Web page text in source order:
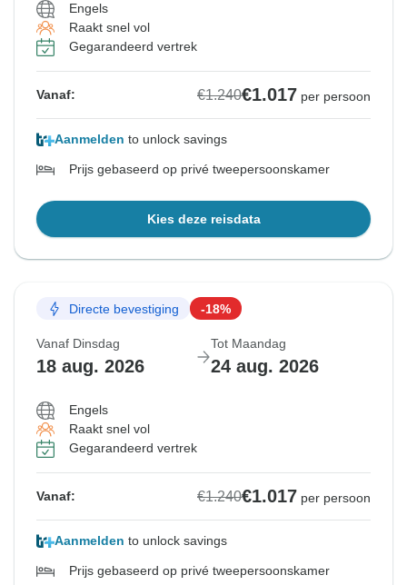
Engels
Raakt snel vol
Gegarandeerd vertrek
Vanaf: €1.240€1.017 per persoon
Aanmelden to unlock savings
Prijs gebaseerd op privé tweepersoonskamer
Kies deze reisdata
Directe bevestiging -18%
Vanaf Dinsdag
18 aug. 2026
Tot Maandag
24 aug. 2026
Engels
Raakt snel vol
Gegarandeerd vertrek
Vanaf: €1.240€1.017 per persoon
Aanmelden to unlock savings
Prijs gebaseerd op privé tweepersoonskamer